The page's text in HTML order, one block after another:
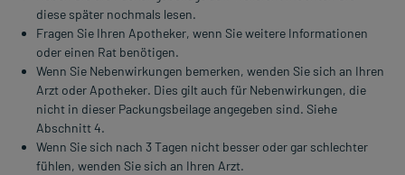
diese später nochmals lesen.
Fragen Sie Ihren Apotheker, wenn Sie weitere Informationen
oder einen Rat benötigen.
Wenn Sie Nebenwirkungen bemerken, wenden Sie sich an Ihren
Arzt oder Apotheker. Dies gilt auch für Nebenwirkungen, die
nicht in dieser Packungsbeilage angegeben sind. Siehe
Abschnitt 4.
Wenn Sie sich nach 3 Tagen nicht besser oder gar schlechter
fühlen, wenden Sie sich an Ihren Arzt.